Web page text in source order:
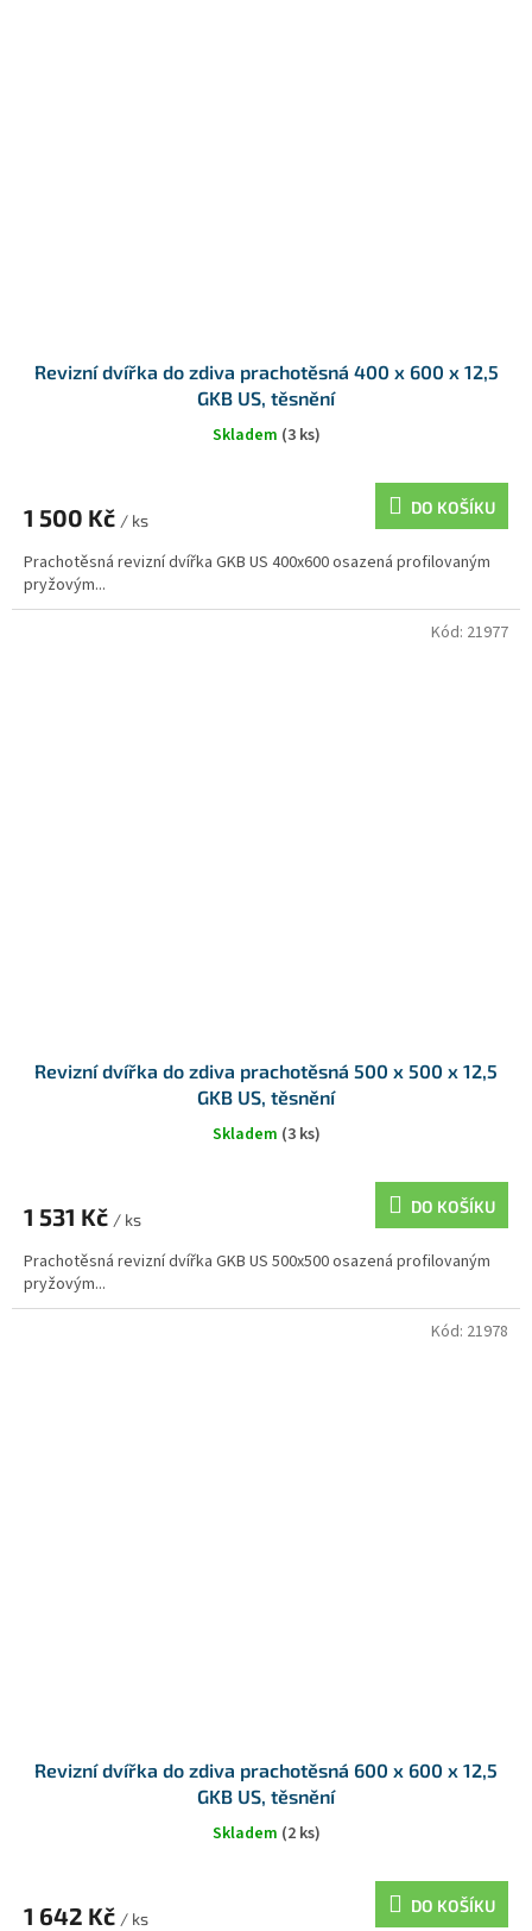
Revizní dvířka do zdiva prachotěsná 400 x 600 x 12,5
GKB US, těsnění
Skladem (3 ks)
1 500 Kč / ks
DO KOŠÍKU
Prachotěsná revizní dvířka GKB US 400x600 osazená profilovaným
pryžovým...
Revizní dvířka do zdiva prachotěsná 500 x 500 x 12,5
GKB US, těsnění
Skladem (3 ks)
1 531 Kč / ks
DO KOŠÍKU
Prachotěsná revizní dvířka GKB US 500x500 osazená profilovaným
pryžovým...
Kód: 21977
Revizní dvířka do zdiva prachotěsná 600 x 600 x 12,5
GKB US, těsnění
Skladem (2 ks)
1 642 Kč / ks
DO KOŠÍKU
Kód: 21978